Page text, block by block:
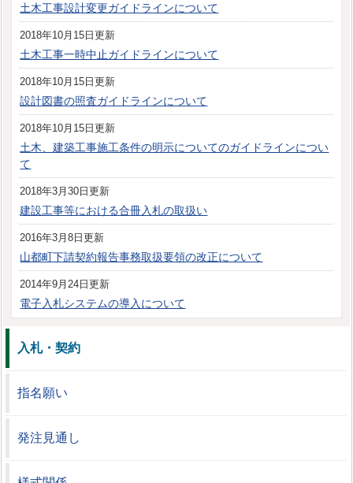
土木工事設計変更ガイドラインについて
2018年10月15日更新
土木工事一時中止ガイドラインについて
2018年10月15日更新
設計図書の照査ガイドラインについて
2018年10月15日更新
土木、建築工事施工条件の明示についてのガイドラインについ
て
2018年3月30日更新
建設工事等における合冊入札の取扱い
2016年3月8日更新
山都町下請契約報告事務取扱要領の改正について
2014年9月24日更新
電子入札システムの導入について
入札・契約
指名願い
発注見通し